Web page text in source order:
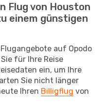
Flug von Houston
einem günstigen
auf Opodo
für Ihre Reise
ein, um Ihre
Sie nicht länger
Ihren Billigflug von